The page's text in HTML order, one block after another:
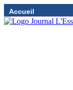
Accueil